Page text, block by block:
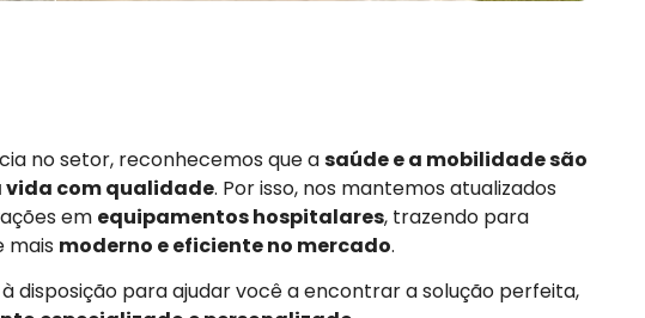
no setor, reconhecemos que asaúde e a mobilidade são
com qualidade. Por isso, nos mantemos atualizados
em equipamentos hospitalares, trazendo para
mais moderno e eficiente no mercado.
disposição para ajudar você a encontrar a solução perfeita,